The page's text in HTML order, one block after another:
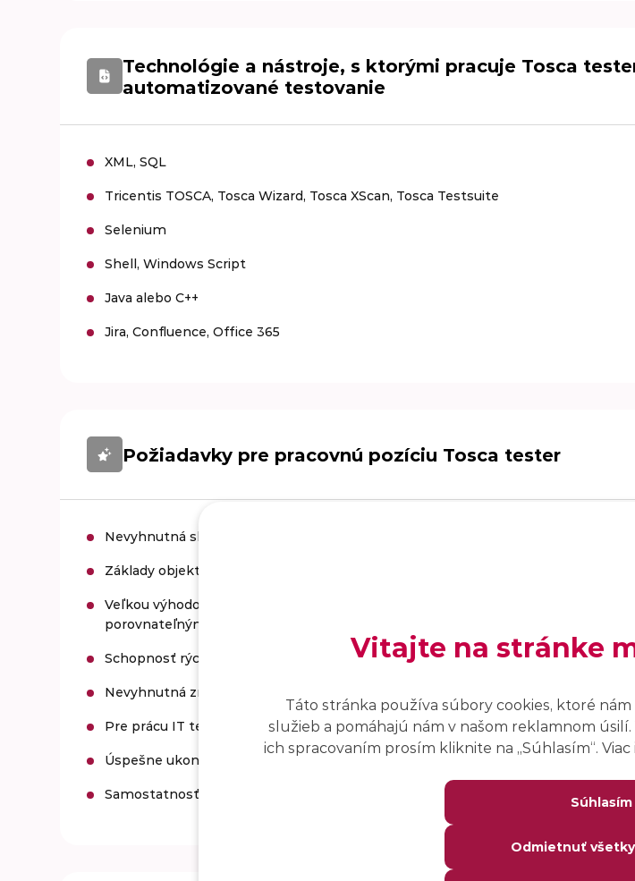
Technológie a nástroje, s ktorými pracuje Tosca
automatizované testovanie
XML, SQL
Tricentis TOSCA, Tosca Wizard, Tosca XScan, Tosca Testsuite
Selenium
Shell, Windows Script
Java alebo C++
Jira, Confluence, Office 365
Požiadavky pre pracovnú pozíciu Tosca tester
Nevyhnutná skúsenosť s Tricentis TOSCA pre automatizované regresné
Základy objektovo orientovaných jazykov (Java, Python, C++) výhodou.
Veľkou výhodou je certifikácia, prípadne skúsenosti so Selenium, SoapUI, JMeter,
porovnateľnými nástrojmi.
Schopnosť rýchlej orientácie v technickej oblasti a orientácia v tosca tool for
Nevyhnutná znalosť nemeckého jazyka, ovládanie anglického jazyka výhodou.
Pre prácu IT tester Tosca sú nevyhnutné komunikačné a prezentačné zručnosti.
Úspešne ukončené SŠ alebo VŠ vzdelanie I. alebo II. stupňa.
Samostatnosť, presnosť, zmysel pre zodpovednosť.
Vitajte na stránke
Táto stránka používa súbory cookies, ktoré
služieb a pomáhajú nám v našom reklamnom
ich spracovaním prosím kliknite na ,,Súhlasím“.
Súhlasím
Odmietnuť